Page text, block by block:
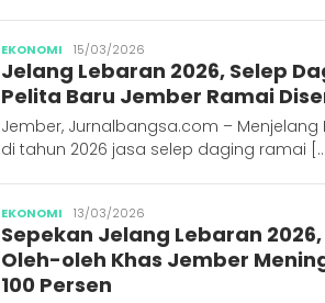
EKONOMI Publisher
15/03/2026
Jelang Lebaran 2026, Selep
Pelita Baru Jember Ramai
Jember, Jurnalbangsa.com – Menjelang
di tahun 2026 jasa selep daging ramai […]
EKONOMI Publisher
13/03/2026
Sepekan Jelang Lebaran
Oleh-oleh Khas Jember
100 Persen